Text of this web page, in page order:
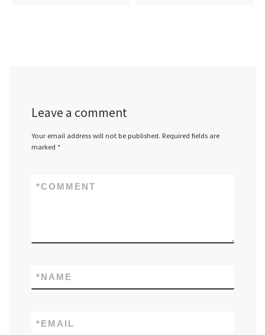
Leave a comment
Your email address will not be published. Required fields are
marked *
COMMENT
*
NAME
*
EMAIL
*